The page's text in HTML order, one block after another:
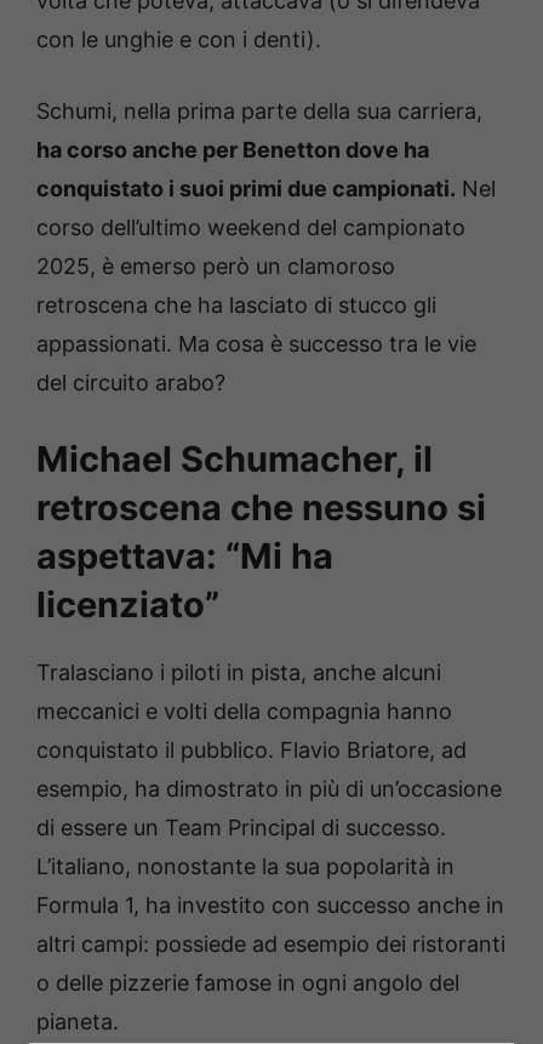
con le unghie e con i denti).
Schumi, nella prima parte della sua carriera,
ha corso anche per Benetton dove ha
conquistato i suoi primi due campionati. Nel
corso dell’ultimo weekend del campionato
2025, è emerso però un clamoroso
retroscena che ha lasciato di stucco gli
appassionati. Ma cosa è successo tra le vie
del circuito arabo?
Michael Schumacher, il
retroscena che nessuno si
aspettava: “Mi ha
licenziato”
Tralasciano i piloti in pista, anche alcuni
meccanici e volti della compagnia hanno
conquistato il pubblico. Flavio Briatore, ad
esempio, ha dimostrato in più di un’occasione
di essere un Team Principal di successo.
L’italiano, nonostante la sua popolarità in
Formula 1, ha investito con successo anche in
altri campi: possiede ad esempio dei ristoranti
o delle pizzerie famose in ogni angolo del
pianeta.